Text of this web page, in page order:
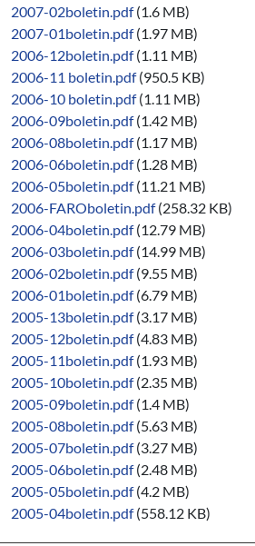
2007-02boletin.pdf (1.6 MB)
2007-01boletin.pdf (1.97 MB)
2006-12boletin.pdf (1.11 MB)
2006-11 boletin.pdf (950.5 KB)
2006-10 boletin.pdf (1.11 MB)
2006-09boletin.pdf (1.42 MB)
2006-08boletin.pdf (1.17 MB)
2006-06boletin.pdf (1.28 MB)
2006-05boletin.pdf (11.21 MB)
2006-FAROboletin.pdf (258.32 KB)
2006-04boletin.pdf (12.79 MB)
2006-03boletin.pdf (14.99 MB)
2006-02boletin.pdf (9.55 MB)
2006-01boletin.pdf (6.79 MB)
2005-13boletin.pdf (3.17 MB)
2005-12boletin.pdf (4.83 MB)
2005-11boletin.pdf (1.93 MB)
2005-10boletin.pdf (2.35 MB)
2005-09boletin.pdf (1.4 MB)
2005-08boletin.pdf (5.63 MB)
2005-07boletin.pdf (3.27 MB)
2005-06boletin.pdf (2.48 MB)
2005-05boletin.pdf (4.2 MB)
2005-04boletin.pdf (558.12 KB)